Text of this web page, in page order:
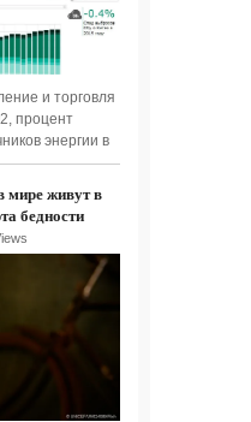
и торговля
процент
энергии в
мире живут в
бедности